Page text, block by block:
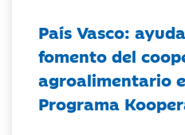
País Vasco:
fomento del
agroalimentario
Programa